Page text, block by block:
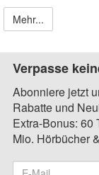
Mehr...
Verpasse
Abonniere jetzt
Rabatte und
Extra-Bonus: 60
Mio. Hörbücher